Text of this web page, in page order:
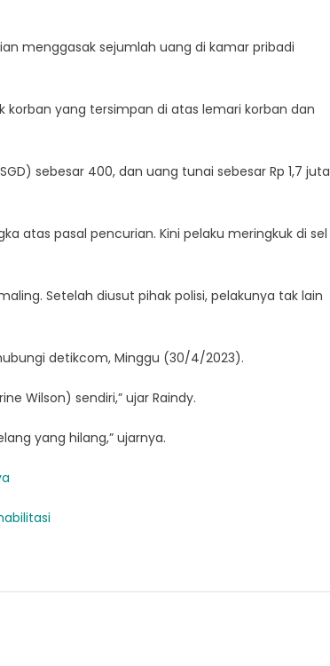
menggasak sejumlah uang di kamar pribadi
korban yang tersimpan di atas lemari korban dan
sebesar 400, dan uang tunai sebesar Rp 1,7
atas pasal pencurian. Kini pelaku meringkuk di sel
Setelah diusut pihak polisi, pelakunya tak lain
detikcom, Minggu (30/4/2023).
Wilson) sendiri,” ujar Raindy.
yang hilang,” ujarnya.